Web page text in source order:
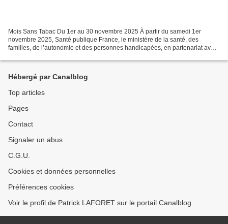
Mois Sans Tabac Du 1er au 30 novembre 2025 À partir du samedi 1er
novembre 2025, Santé publique France, le ministère de la santé, des
familles, de l’autonomie et des personnes handicapées, en partenariat avec
Hébergé par Canalblog
Top articles
Pages
Contact
Signaler un abus
C.G.U.
Cookies et données personnelles
Préférences cookies
Voir le profil de Patrick LAFORET sur le portail Canalblog